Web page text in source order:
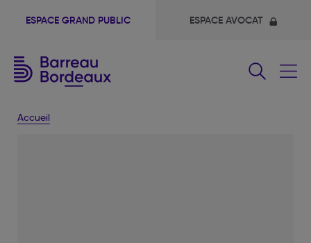
ESPACE GRAND PUBLIC ESPACE AVOCAT
Accueil